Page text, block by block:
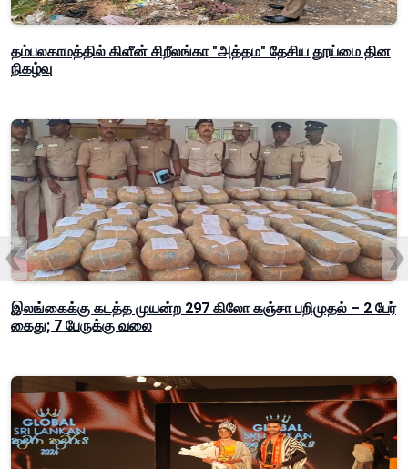
தம்பலகாமத்தில் கிளீன் சிறீலங்கா "அத்தம" தேசிய தூய்மை தின
நிகழ்வு
இலங்கைக்கு கடத்த முயன்ற 297 கிலோ கஞ்சா பறிமுதல் – 2 பேர்
கைது; 7 பேருக்கு வலை